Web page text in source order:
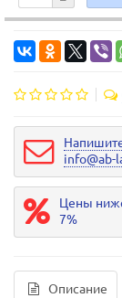
info@ab-
Цены
7%
Описание